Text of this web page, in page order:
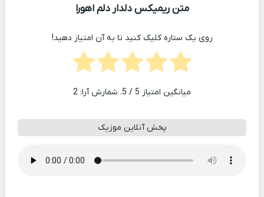
متن ریمیکس دلدار دلم اهورا
روی یک ستاره کلیک کنید تا به آن امتیاز دهید!
میانگین امتیاز 5 / 5. شمارش آرا: 2
پخش آنلاین موزیک